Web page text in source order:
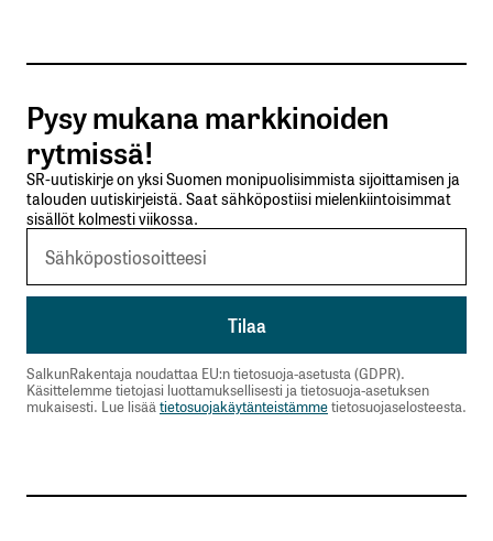
Tilaa SalkunRakentajan uutiskirje
Lähetä kommentti
Pysy mukana markkinoiden
rytmissä!
SR-uutiskirje on yksi Suomen monipuolisimmista sijoittamisen ja
talouden uutiskirjeistä. Saat sähköpostiisi mielenkiintoisimmat
sisällöt kolmesti viikossa.
SalkunRakentaja noudattaa EU:n tietosuoja-asetusta (GDPR).
Käsittelemme tietojasi luottamuksellisesti ja tietosuoja-asetuksen
mukaisesti. Lue lisää tietosuojakäytänteistämmetietosuojaselosteesta.